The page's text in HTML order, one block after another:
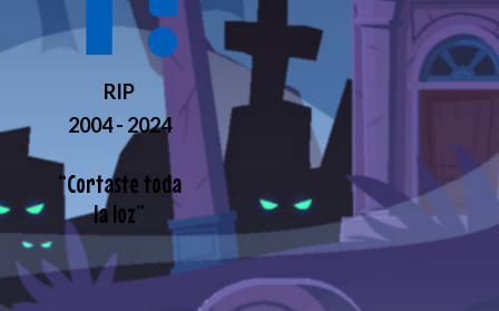
RIP
2004 - 2024
“Cortaste toda
la loz”